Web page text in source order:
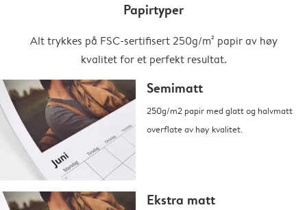
Papirtyper
Alt trykkes på FSC-sertifisert 250g/m² papir av høy
kvalitet for et perfekt resultat.
Semimatt
250g/m2 papir med glatt og halvmatt
overflate av høy kvalitet.
Ekstra matt